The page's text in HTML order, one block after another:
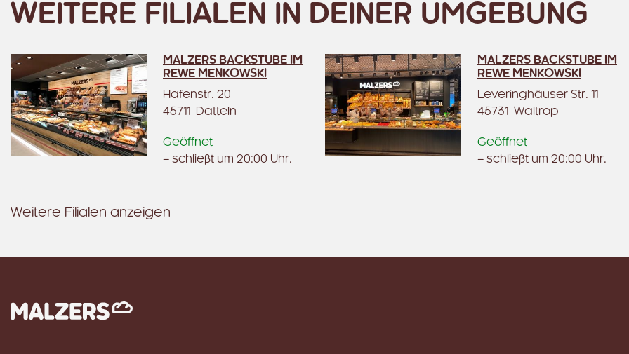
WEITERE FILIALEN IN DEINER UMGEBUNG
MALZERS BACKSTUBE IM
REWE MENKOWSKI
Hafenstr. 20
45711 Datteln
Geöffnet
– schließt um 20:00 Uhr.
MALZERS BACKSTUBE IM
REWE MENKOWSKI
Leveringhäuser Str. 11
45731 Waltrop
Geöffnet
– schließt um 20:00 Uhr.
Weitere Filialen anzeigen